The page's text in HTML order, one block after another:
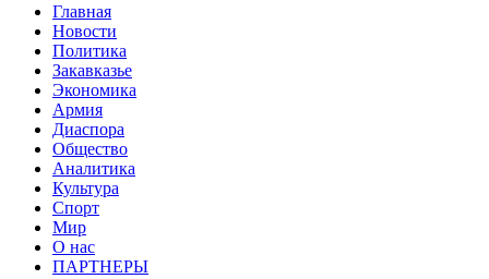
Главная
Новости
Политика
Закавказье
Экономика
Армия
Диаспора
Общество
Аналитика
Культура
Спорт
Мир
О нас
ПАРТНЕРЫ